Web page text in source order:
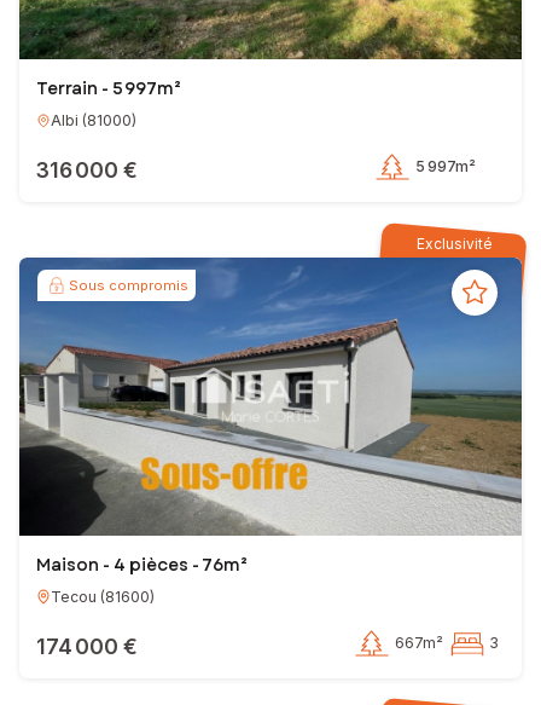
Terrain - 5 997m²
Albi (81000)
316 000 € 5 997m²
Exclusivité
Sous compromis
Maison - 4 pièces - 76m²
Tecou (81600)
174 000 € 667m² 3